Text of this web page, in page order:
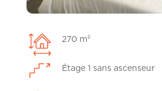
270 m²
Étage 1 sans ascenseur